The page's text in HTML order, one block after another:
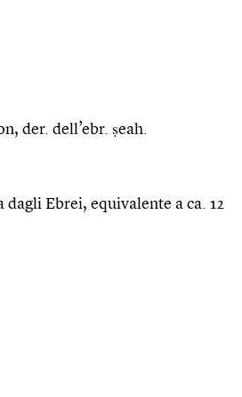
der. dell’ebr. ṣeah.
Ebrei, equivalente a ca. 12